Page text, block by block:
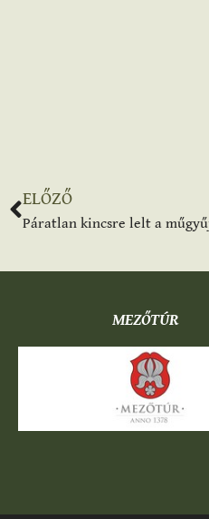
ELŐZŐ
Páratlan kincsre lelt a
MEZŐTÚR